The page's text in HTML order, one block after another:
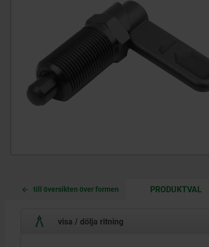
till översikten över formen PRODUKTVAL
visa / dölja ritning